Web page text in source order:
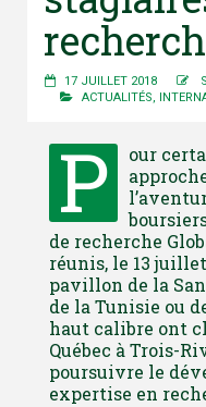
17 JUILLET 2018
ACTUALITÉS,
P
our
de recherche
réunis, le 13
pavillon de la
de la Tunisie ou
haut calibre ont
Québec à Trois-
poursuivre le
expertise en